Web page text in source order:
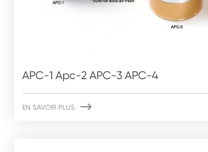
APC-1 Apc-2 APC-3 APC-4
EN SAVOIR PLUS 